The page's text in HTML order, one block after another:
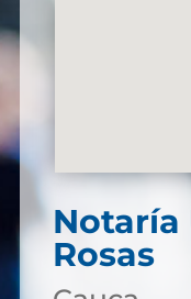
Notaría
Rosas